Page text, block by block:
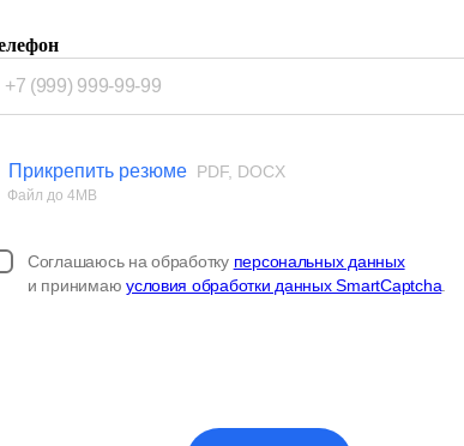
Прикрепить резюме PDF, DOCX
Файл до 4MB
Соглашаюсь на обработку персональных данных
и принимаю условия обработки данных SmartCaptcha